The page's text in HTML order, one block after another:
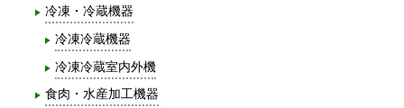
冷凍・冷蔵機器
冷凍冷蔵機器
冷凍冷蔵室内外機
食肉・水産加工機器